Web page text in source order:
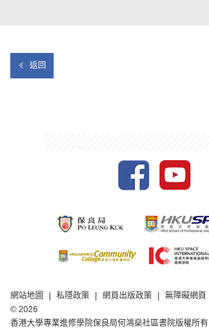
返回
網站地圖 私隱政策 網頁出版政策
無障礙網頁
© 2026
香港大學專業進修學院保良局何鴻燊社區書院版權所有